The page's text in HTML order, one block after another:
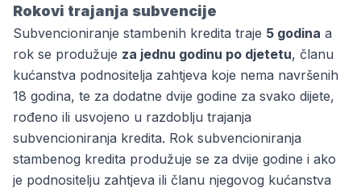
Rokovi trajanja subvencije
Subvencioniranje stambenih kredita traje 5 godina a
rok se produžuje za jednu godinu po djetetu, članu
kućanstva podnositelja zahtjeva koje nema navršenih
18 godina, te za dodatne dvije godine za svako dijete,
rođeno ili usvojeno u razdoblju trajanja
subvencioniranja kredita. Rok subvencioniranja
stambenog kredita produžuje se za dvije godine i ako
je podnositelju zahtjeva ili članu njegovog kućanstva